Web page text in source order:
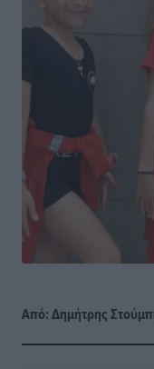
Από:Δημήτρης